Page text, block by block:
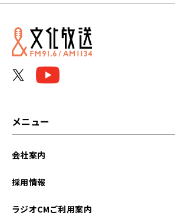
メニュー
会社案内
採用情報
ラジオCMご利用案内